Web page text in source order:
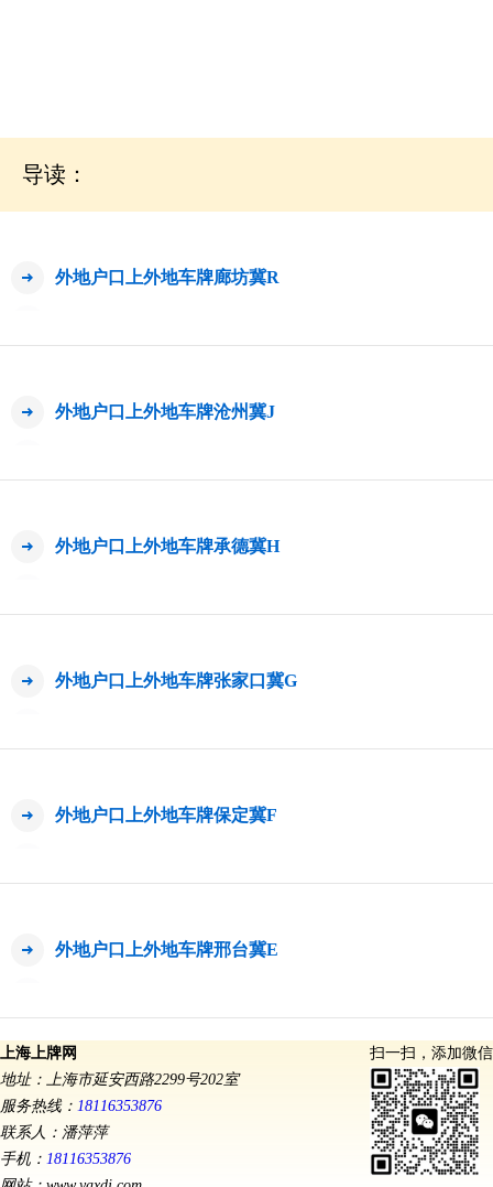
导读：
外地户口上外地车牌廊坊冀R
外地户口上外地车牌沧州冀J
外地户口上外地车牌承德冀H
外地户口上外地车牌张家口冀G
外地户口上外地车牌保定冀F
外地户口上外地车牌邢台冀E
扫一扫，添加微信
上海上牌网
地址：上海市延安西路2299号202室
服务热线： 18116353876
联系人：潘萍萍
手机： 18116353876